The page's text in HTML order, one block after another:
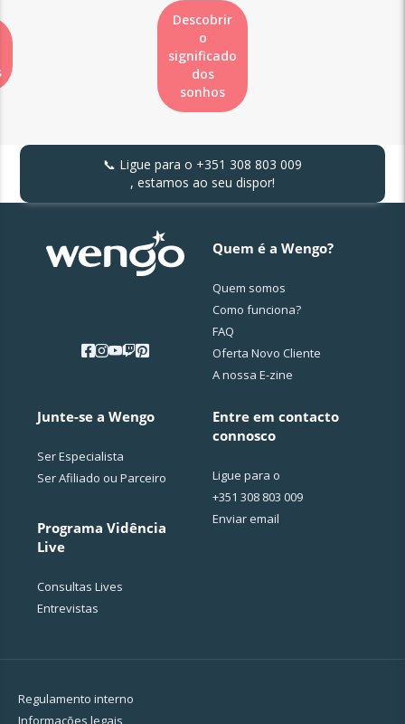
Descobrir
o
significado
dos
sonhos
📞 Ligue para o +351 308 803 009
, estamos ao seu dispor!
Quem é a Wengo?
Quem somos
Como funciona?
FAQ
Oferta Novo Cliente
A nossa E-zine
Junte-se a Wengo
Ser Especialista
Ser Afiliado ou Parceiro
Programa Vidência
Live
Consultas Lives
Entrevistas
Entre em contacto
connosco
Ligue para o
+351 308 803 009
Enviar email
Regulamento interno
Informações legais